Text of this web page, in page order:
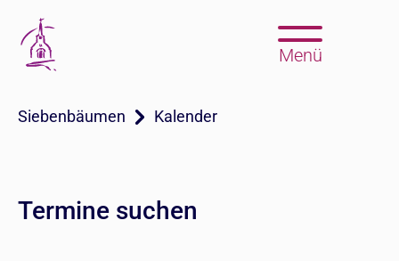
Menü
Siebenbäumen Kalender
Termine suchen